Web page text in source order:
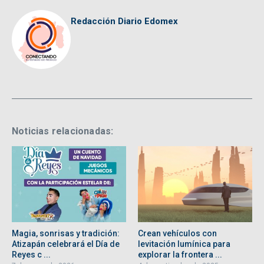
Redacción Diario Edomex
Noticias relacionadas:
Magia, sonrisas y tradición:
Atizapán celebrará el Día de
Reyes c ...
Crean vehículos con
levitación lumínica para
explorar la frontera ...